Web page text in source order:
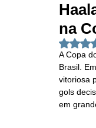
na
A Copa
Brasil.
vitoriosa
gols
em